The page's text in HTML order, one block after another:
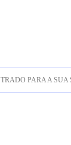
PARA A SUA